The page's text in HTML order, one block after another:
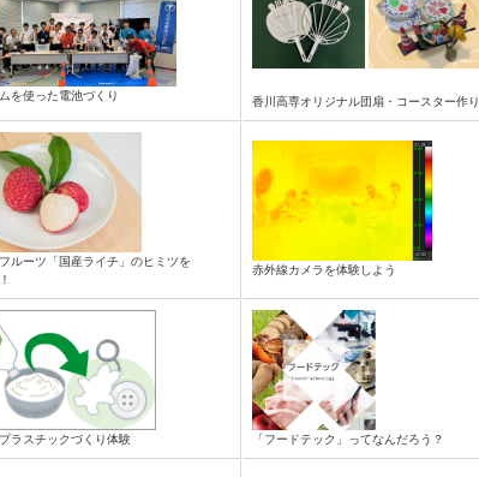
を使った電池づくり 香川高専オリジナル団扇・コースター作り
ルーツ「国産ライチ」のヒミツを
赤外線カメラを体験しよう
ラスチックづくり体験 「フードテック」ってなんだろう？